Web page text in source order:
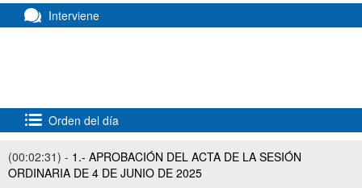
Interviene
Orden del día
(00:02:31) - 1.- APROBACIÓN DEL ACTA DE LA SESIÓN
ORDINARIA DE 4 DE JUNIO DE 2025